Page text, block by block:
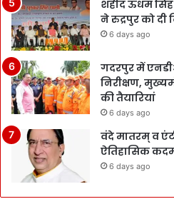
शहीद ऊधम सिंह
ने रुद्रपुर को
6 days ago
गदरपुर में
निरीक्षण,
की तैयारियां
6 days ago
वंदे मातरम् व
ऐतिहासिक
6 days ago